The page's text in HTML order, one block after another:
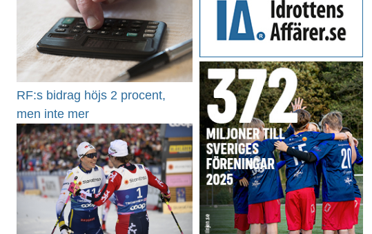
RF:s bidrag höjs 2 procent,
men inte mer